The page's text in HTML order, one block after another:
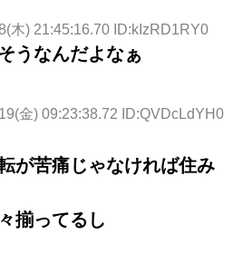
木) 21:45:16.70 ID:kIzRD1RY0
うなんだよなぁ
金) 09:23:38.72 ID:QVDcLdYH0
が苦痛じゃなければ住み
揃ってるし